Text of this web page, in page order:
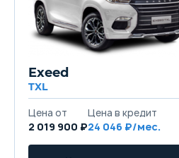
Exeed
TXL
Цена от
2 019 900 ₽
Цена в кредит
24 046 ₽/мес.